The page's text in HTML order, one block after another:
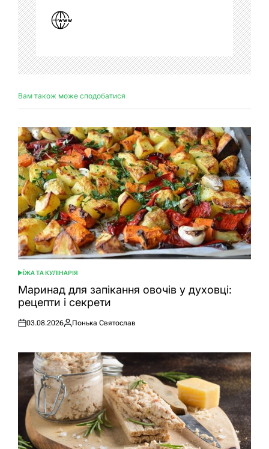
Вам також може сподобатися
ОПУБЛІКУВАТИ
У
ЇЖА ТА КУЛІНАРІЯ
Маринад для запікання овочів у духовці:
рецепти і секрети
Оприлюднено
03.08.2026
Опубліковано
Понька Святослав